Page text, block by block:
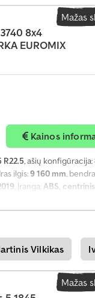
Mažas
8x4
EUROMIX
Kainos
R22.5, ašių konfigūracija:
ilgis:9 160 mm,
, Įranga: ABS, centrinis
veidrodis, oro
Vilkikas
Mažas